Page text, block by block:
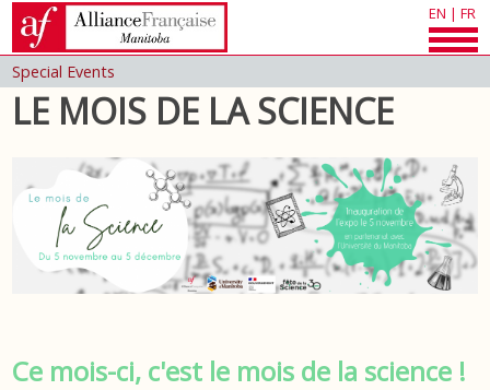
EN | FR
Special Events
LE MOIS DE LA SCIENCE
Ce mois-ci, c'est le mois de la science !